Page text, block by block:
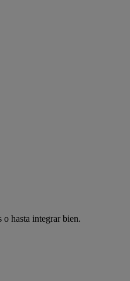
hasta integrar bien.